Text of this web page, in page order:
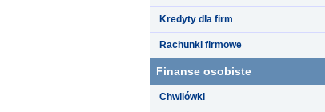
Kredyty dla firm
Rachunki firmowe
Finanse osobiste
Chwilówki